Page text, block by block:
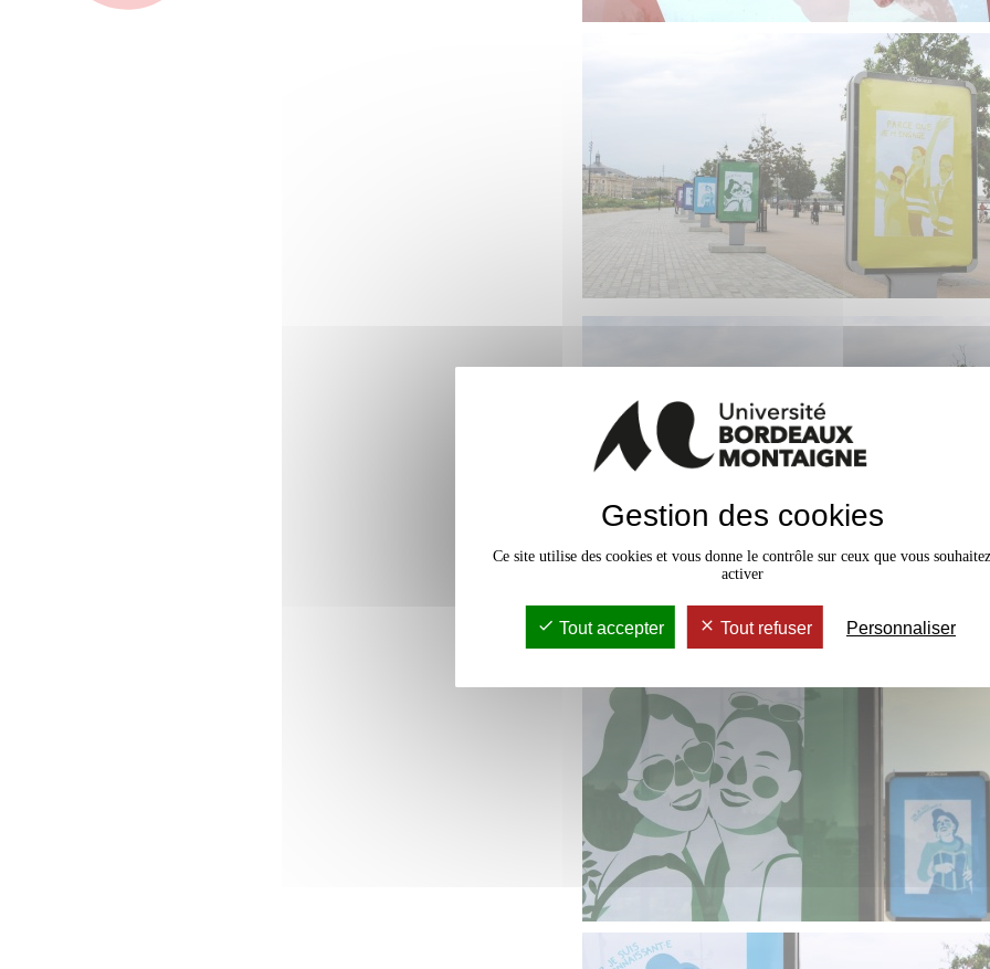
Gestion des cookies
Ce site utilise des cookies et vous donne le contrôle sur ceux que vous
activer
Tout accepter Tout refuser Personnaliser